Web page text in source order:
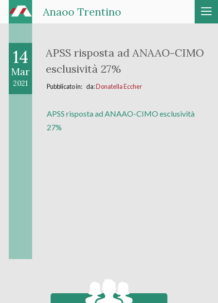
Anaoo Trentino
APSS risposta ad ANAAO-CIMO
esclusività 27%
14
Mar
2021 Pubblicato in: da:Donatella Eccher
APSS risposta ad ANAAO-CIMO esclusività
27%